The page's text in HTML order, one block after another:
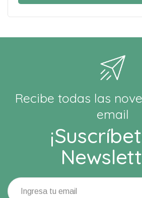
Recibe todas las
email